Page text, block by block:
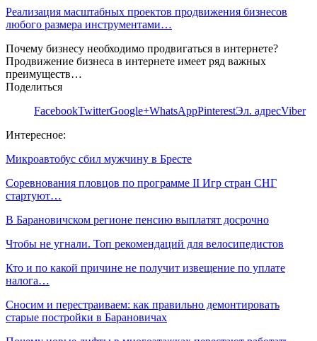
Реализация масштабных проектов продвижения бизнесов
любого размера инструментами…
Почему бизнесу необходимо продвигаться в интернете?
Продвижение бизнеса в интернете имеет ряд важных
преимуществ…
Поделиться
FacebookTwitterGoogle+WhatsAppPinterestЭл. адресViber
Интересное:
Микроавтобус сбил мужчину в Бресте
Соревнования пловцов по программе II Игр стран СНГ
стартуют…
В Барановичском регионе пенсию выплатят досрочно
Чтобы не угнали. Топ рекомендаций для велосипедистов
Кто и по какой причине не получит извещение по уплате
налога…
Сносим и перестраиваем: как правильно демонтировать
старые постройки в Барановичах